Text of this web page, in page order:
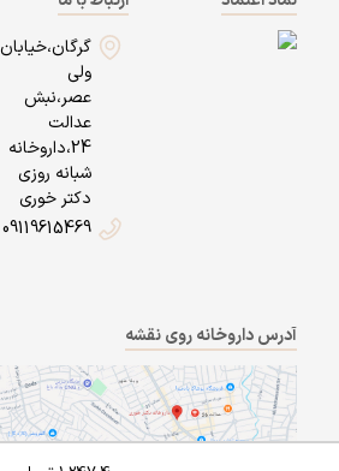
گرگان،خیابان
ولی
عصر،نبش
عدالت
24،داروخانه
شبانه روزی
دکتر خوری
09119615469
آدرس داروخانه روی نقشه